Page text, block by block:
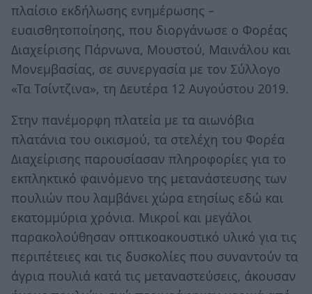
πλαίσιο εκδήλωσης ενημέρωσης –
ευαισθητοποίησης, που διοργάνωσε ο Φορέας
Διαχείρισης Πάρνωνα, Μουστού, Μαινάλου και
Μονεμβασίας, σε συνεργασία με τον Σύλλογο
«Τα Τσίντζινα», τη Δευτέρα 12 Αυγούστου 2019.
Στην πανέμορφη πλατεία με τα αιωνόβια
πλατάνια του οικισμού, τα στελέχη του Φορέα
Διαχείρισης παρουσίασαν πληροφορίες για το
εκπληκτικό φαινόμενο της μετανάστευσης των
πουλιών που λαμβάνει χώρα ετησίως εδώ και
εκατομμύρια χρόνια. Μικροί και μεγάλοι
παρακολούθησαν οπτικοακουστικό υλικό για τις
περιπέτειες και τις δυσκολίες που συναντούν τα
άγρια πουλιά κατά τις μεταναστεύσεις, άκουσαν